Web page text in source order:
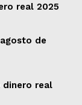
real 2025
de
dinero real